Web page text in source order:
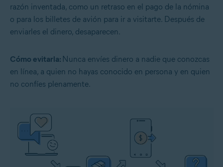
razón inventada, como un retraso en el pago de la nómina
o para los billetes de avión para ir a visitarte. Después de
enviarles el dinero, desaparecen.
Cómo evitarla: Nunca envíes dinero a nadie que conozcas
en línea, a quien no hayas conocido en persona y en quien
no confíes plenamente.